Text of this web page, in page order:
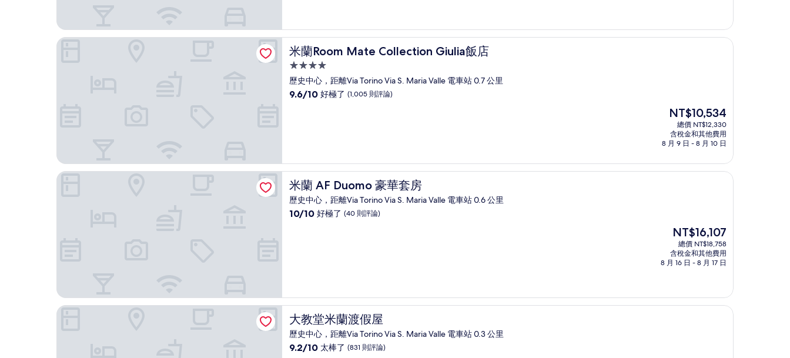
了，
(23
則
評
論)
米蘭Room Mate Collection Giulia飯店
米蘭Room Mate Collection Giulia飯店
4.0
星
級
歷史中心，距離Via Torino Via S. Maria Valle 電車站 0.7 公里
9.6
極
了，
(1,005
則
評
論)
9.6/10 好極了 (1,005 則評論)
現
價
格
NT$10,534
NT$10,534
總價 NT$12,330
含稅金和其他費用
8 月 9 日 - 8 月 10 日
米蘭Room Mate Collection Giulia飯店
米蘭 AF Duomo 豪華套房
米蘭 AF Duomo 豪華套房
歷史中心，距離Via Torino Via S. Maria Valle 電車站 0.6 公里
10.0
了，
(40
則
評
論)
10/10 好極了 (40 則評論)
現
在
價
格
NT$16,107
總價 NT$18,758
含稅金和其他費用
8 月 16 日 - 8 月 17 日
米蘭 AF Duomo 豪華套房
大教堂米蘭渡假屋
大教堂米蘭渡假屋
歷史中心，距離Via Torino Via S. Maria Valle 電車站 0.3 公里
9.2
9.2/10 太棒了 (831 則評論)
大教堂米蘭渡假屋